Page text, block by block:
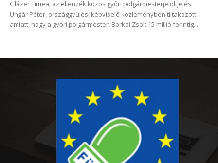
Glázer Tímea, az ellenzék közös győri polgármesterjelöltje és
Ungár Péter, országgyűlési képviselő közleményben tiltakozott
amiatt, hogy a győri polgármester, Borkai Zsolt 15 millió forintig...